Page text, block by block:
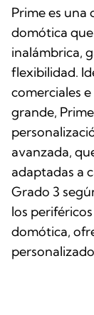
Prime es
domótica
inalámbrica,
flexibilidad.
comerciales
grande,
avanzada,
adaptadas a
Grado 3
los
domótica,